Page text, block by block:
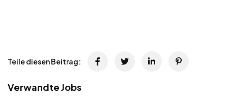
Teile diesen Beitrag:
Verwandte Jobs